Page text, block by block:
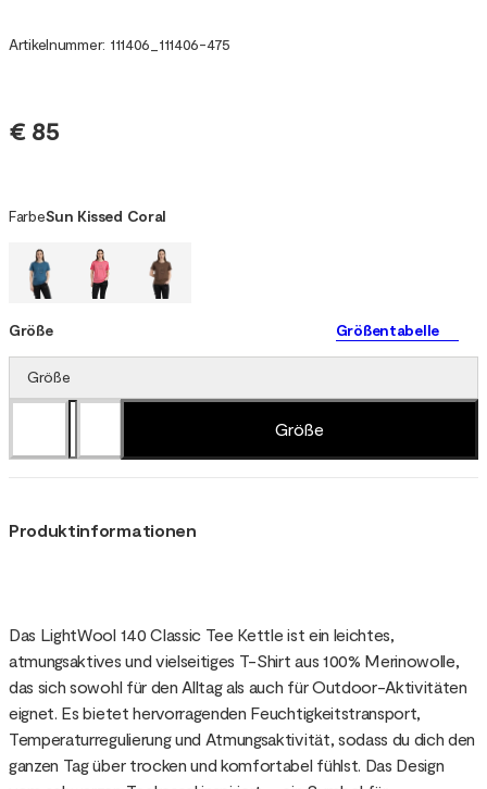
Artikelnummer: 111406 111406-475
€ 85
FarbeSun Kissed Coral
Größe Größentabelle
Größe
Größe
Produktinformationen
Das LightWool 140 Classic Tee Kettle ist ein leichtes,
atmungsaktives und vielseitiges T-Shirt aus 100% Merinowolle,
das sich sowohl für den Alltag als auch für Outdoor-Aktivitäten
eignet. Es bietet hervorragenden Feuchtigkeitstransport,
Temperaturregulierung und Atmungsaktivität, sodass du dich den
ganzen Tag über trocken und komfortabel fühlst. Das Design